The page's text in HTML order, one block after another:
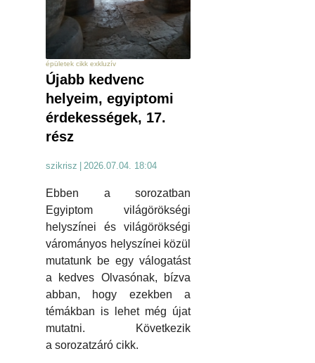
épületek cikk exkluzív
Újabb kedvenc
helyeim, egyiptomi
érdekességek, 17.
rész
szikrisz | 2026.07.04. 18:04
Ebben a sorozatban
Egyiptom világörökségi
helyszínei és világörökségi
várományos helyszínei közül
mutatunk be egy válogatást
a kedves Olvasónak, bízva
abban, hogy ezekben a
témákban is lehet még újat
mutatni. Következik
a sorozatzáró cikk.